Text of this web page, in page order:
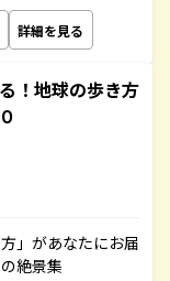
詳細を見る
！地球の歩き方
」があなたにお届
絶景集